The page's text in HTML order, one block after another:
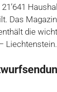
Das
die
Liechtenstein.